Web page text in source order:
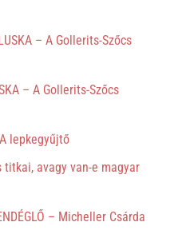
– A Gollerits-Szőcs
– A Gollerits-Szőcs
lepkegyűjtő
titkai, avagy van-e magyar
– Micheller Csárda